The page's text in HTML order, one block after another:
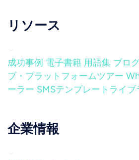
リソース
成功事例 電子書籍 用語集 ブロ
ブ・プラットフォームツアー
ーラー SMSテンプレートライブ
企業情報